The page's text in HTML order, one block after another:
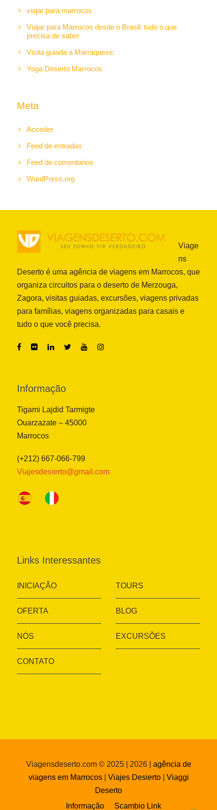
viajar para marrocos
Viajar para Marrocos desde o Brasil: tudo o que
precisa de saber
Visita guiada a Marraquexe.
Yoga Deserto Marrocos
Meta
Acceder
Feed de entradas
Feed de comentarios
WordPress.org
Viage
ns
Deserto é uma agência de viagens em Marrocos, que
organiza circuitos para o deserto de Merzouga,
Zagora, visitas guiadas, excursões, viagens privadas
para famílias, viagens organizadas para casais e
tudo o que você precisa.
Informação
Tigami Lajdid Tarmigte
Ouarzazate – 45000
Marrocos
(+212) 667-066-799
Viajesdesierto@gmail.com
Links Interessantes
INICIAÇÃO TOURS
OFERTA BLOG
NÓS EXCURSÕES
CONTATO
Viagensdeserto.com © 2025 | 2026 | agência de
viagens em Marrocos| Viajes Desierto| Viaggi
Deserto
Informação
Scambio Link